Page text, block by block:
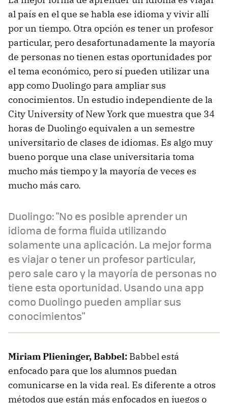
al país en el que se habla ese idioma y vivir allí
por un tiempo. Otra opción es tener un profesor
particular, pero desafortunadamente la mayoría
de personas no tienen estas oportunidades por
el tema económico, pero sí pueden utilizar una
app como Duolingo para ampliar sus
conocimientos. Un estudio independiente de la
City University of New York que muestra que 34
horas de Duolingo equivalen a un semestre
universitario de clases de idiomas. Es algo muy
bueno porque una clase universitaria toma
mucho más tiempo y la mayoría de veces es
mucho más caro.
Duolingo: "No es posible aprender un
idioma de forma fluida utilizando
solamente una aplicación. La mejor forma
es viajar o tener un profesor particular,
pero sale caro y la mayoría de personas no
tiene esta oportunidad. Usando una app
como Duolingo pueden ampliar sus
conocimientos"
Miriam Plieninger, Babbel: Babbel está
enfocado para que los alumnos puedan
comunicarse en la vida real. Es diferente a otros
métodos que están más enfocados en juegos o